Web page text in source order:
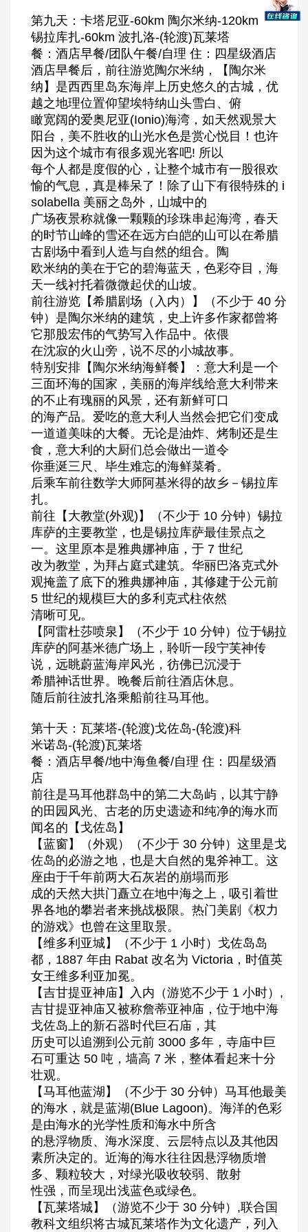
第九天：卡塔尼亚-60km 陶尔米纳-120km
锡拉库扎-60km 波扎洛-(轮渡)瓦莱塔
餐：酒店早餐/团队午餐/自理 住：四星级酒店
酒店早餐后，前往游览陶尔米纳，【陶尔米
纳】是西西里岛东海岸上历史悠久的古城，优
越之地理位置仰望埃特纳山头雪白、俯
瞰宽阔的爱奥尼亚(Ionio)海湾，如天然观景大
阳台，美不胜收的山光水色是赏心悦目！也许
因为这个城市有很多观光客吧! 所以
每个人都是度假的心，让整个城市有一股很欢
愉的气息，真是棒呆了！除了山下有很特殊的 i
solabella 美丽之岛外，山城中的
广场夜景称就像一颗颗的珍珠串起海湾，春天
的时节山峰的雪还在远方白皑的山可以在希腊
古剧场中看到人造与自然的组合。陶
欧米纳的美在于它的碧海蓝天，色彩夺目，海
天一线衬托着微微起伏的山坡。
前往游览【希腊剧场（入内）】（不少于 40 分
钟）是陶尔米纳的建筑，史上许多作家都曾将
它那股宏伟的气势写入作品中。依偎
在沈寂的火山旁，说不尽的小城故事。
特别安排【陶尔米纳海鲜餐】：意大利是一个
三面环海的国家，美丽的海岸线给意大利带来
的不止有瑰丽的风景，还有新鲜可口
的海产品。爱吃的意大利人当然会把它们变成
一道道美味的大餐。无论是油炸、烤制还是生
食，意大利的大厨们总会做出一道令
你垂涎三尺、毕生难忘的海鲜菜肴。
后乘车前往数学大师阿基米得的故乡－锡拉库
扎。
前往【大教堂(外观)】（不少于 10 分钟）锡拉
库萨的主要教堂，也是锡拉库萨最佳景点之
一。这里原本是雅典娜神庙，于 7 世纪
改为教堂，为拜占庭式建筑。华丽巴洛克式外
观掩盖了底下的雅典娜神庙，其修建于公元前
5 世纪的规模巨大的多利克式柱依然
清晰可见。
【阿雷杜莎喷泉】（不少于 10 分钟）位于锡拉
库萨的阿基米德广场上，聆听一段宁芙神传
说，远眺蔚蓝海岸风光，彷佛已沉浸于
希腊神话世界。晚餐后前往酒店休息。
随后前往波扎洛乘船前往马耳他。
第十天：瓦莱塔-(轮渡)戈佐岛-(轮渡)科
米诺岛-(轮渡)瓦莱塔
餐：酒店早餐/地中海鱼餐/自理 住：四星级酒
店
前往是马耳他群岛中的第二大岛屿，以其宁静
的田园风光、古老的历史遗迹和纯净的海水而
闻名的【戈佐岛】
【蓝窗】（外观）（不少于 30 分钟）这里是戈
佐岛的必游之地，也是大自然的鬼斧神工。这
座由于千年前两大石灰岩的崩塌而形
成的天然大拱门矗立在地中海之上，吸引着世
界各地的攀岩者来挑战极限。热门美剧《权力
的游戏》也曾在这里取景。
【维多利亚城】（不少于 1 小时）戈佐岛岛
都，1887 年由 Rabat 改名为 Victoria，时值英
女王维多利亚加冕。
【吉甘提亚神庙】入内（游览不少于 1 小时）,
吉甘提亚神庙又被称詹蒂亚神庙，位于地中海
戈佐岛上的新石器时代巨石庙，其
历史可以追溯到公元前 3000 多年，寺庙中巨
石可重达 50 吨，墙高 7 米，整体看起来十分
壮观。
【马耳他蓝湖】（不少于 30 分钟）马耳他最美
的海水，就是蓝湖(Blue Lagoon)。海洋的色彩
是由海水的光学性质和海水中所含
的悬浮物质、海水深度、云层特点以及其他因
素所决定的。近海的海水往往因悬浮物质增
多、颗粒较大，对绿光吸收较弱、散射
性强，而呈现出浅蓝色或绿色。
【瓦莱塔城】（游览不少于 30 分钟）,联合国
教科文组织将古城瓦莱塔作为文化遗产，列入